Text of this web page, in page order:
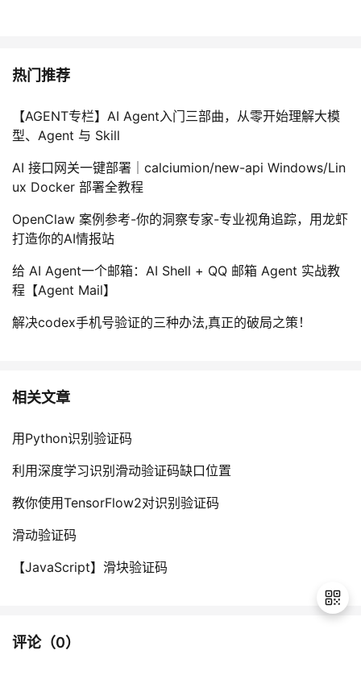
热门推荐
【AGENT专栏】AI Agent入门三部曲，从零开始理解大模
型、Agent 与 Skill
AI 接口网关一键部署｜calciumion/new-api Windows/Lin
ux Docker 部署全教程
OpenClaw 案例参考-你的洞察专家-专业视角追踪，用龙虾
打造你的AI情报站
给 AI Agent一个邮箱：AI Shell + QQ 邮箱 Agent 实战教
程【Agent Mail】
解决codex手机号验证的三种办法,真正的破局之策！
相关文章
用Python识别验证码
利用深度学习识别滑动验证码缺口位置
教你使用TensorFlow2对识别验证码
滑动验证码
【JavaScript】滑块验证码
评论（0）